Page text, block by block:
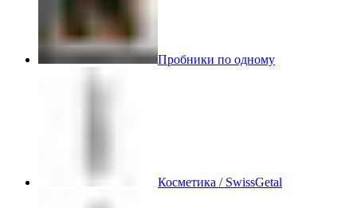
Пробники по одному
Косметика / SwissGetal